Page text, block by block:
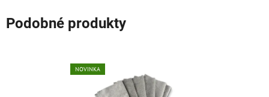
Podobné produkty
NOVINKA